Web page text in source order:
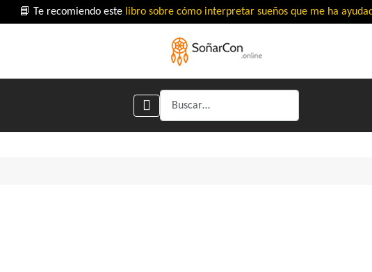
📘 Te recomiendo este libro sobre cómo interpretar sueños que me ha
Buscar